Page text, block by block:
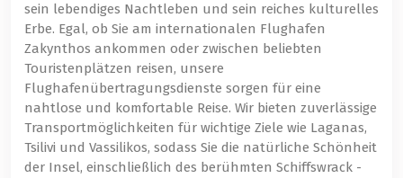
sein lebendiges Nachtleben und sein reiches kulturelles
Erbe. Egal, ob Sie am internationalen Flughafen
Zakynthos ankommen oder zwischen beliebten
Touristenplätzen reisen, unsere
Flughafenübertragungsdienste sorgen für eine
nahtlose und komfortable Reise. Wir bieten zuverlässige
Transportmöglichkeiten für wichtige Ziele wie Laganas,
Tsilivi und Vassilikos, sodass Sie die natürliche Schönheit
der Insel, einschließlich des berühmten Schiffswrack -